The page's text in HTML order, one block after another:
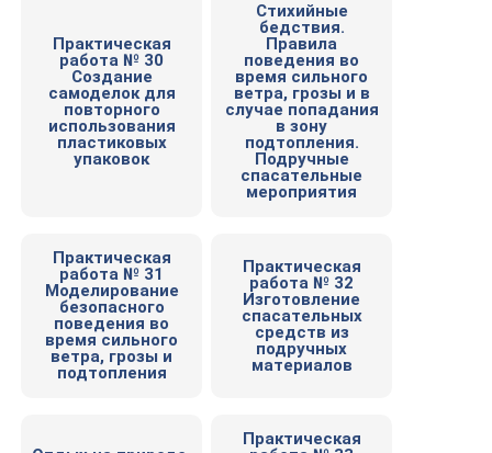
Практическая
работа № 30
Создание
самоделок для
повторного
использования
пластиковых
упаковок
Стихийные
бедствия.
Правила
поведения во
время сильного
ветра, грозы и в
случае попадания
в зону
подтопления.
Подручные
спасательные
мероприятия
Практическая
работа № 31
Моделирование
безопасного
поведения во
время сильного
ветра, грозы и
подтопления
Практическая
работа № 32
Изготовление
спасательных
средств из
подручных
материалов
Практическая